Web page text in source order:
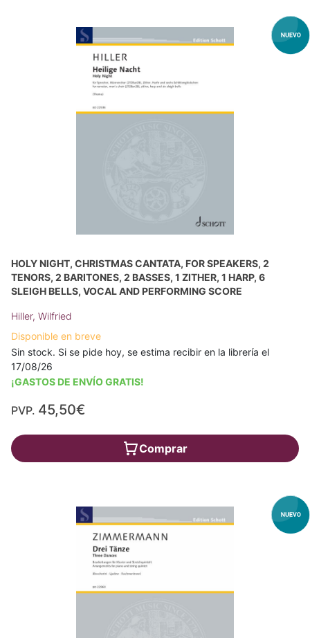
HOLY NIGHT, CHRISTMAS CANTATA, FOR SPEAKERS, 2
TENORS, 2 BARITONES, 2 BASSES, 1 ZITHER, 1 HARP, 6
SLEIGH BELLS, VOCAL AND PERFORMING SCORE
Hiller, Wilfried
Disponible en breve
Sin stock. Si se pide hoy, se estima recibir en la librería el
17/08/26
¡GASTOS DE ENVÍO GRATIS!
PVP. 45,50€
Comprar